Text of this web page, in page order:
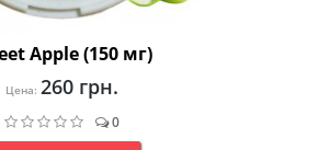
Apple (150 мг)
Цена:260 грн.
0